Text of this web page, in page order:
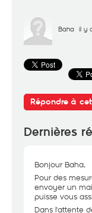
Baha il y
Répondre à
Dernières
Bonjour Baha,
Pour des
envoyer un
puisse vous
Dans l'attente